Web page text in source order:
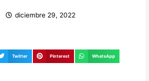
diciembre 29, 2022
Twitter Pinterest WhatsApp